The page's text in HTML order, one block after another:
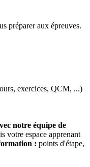
préparer aux épreuves.
exercices, QCM, ...)
notre équipe de
votre espace apprenant
: points d'étape,